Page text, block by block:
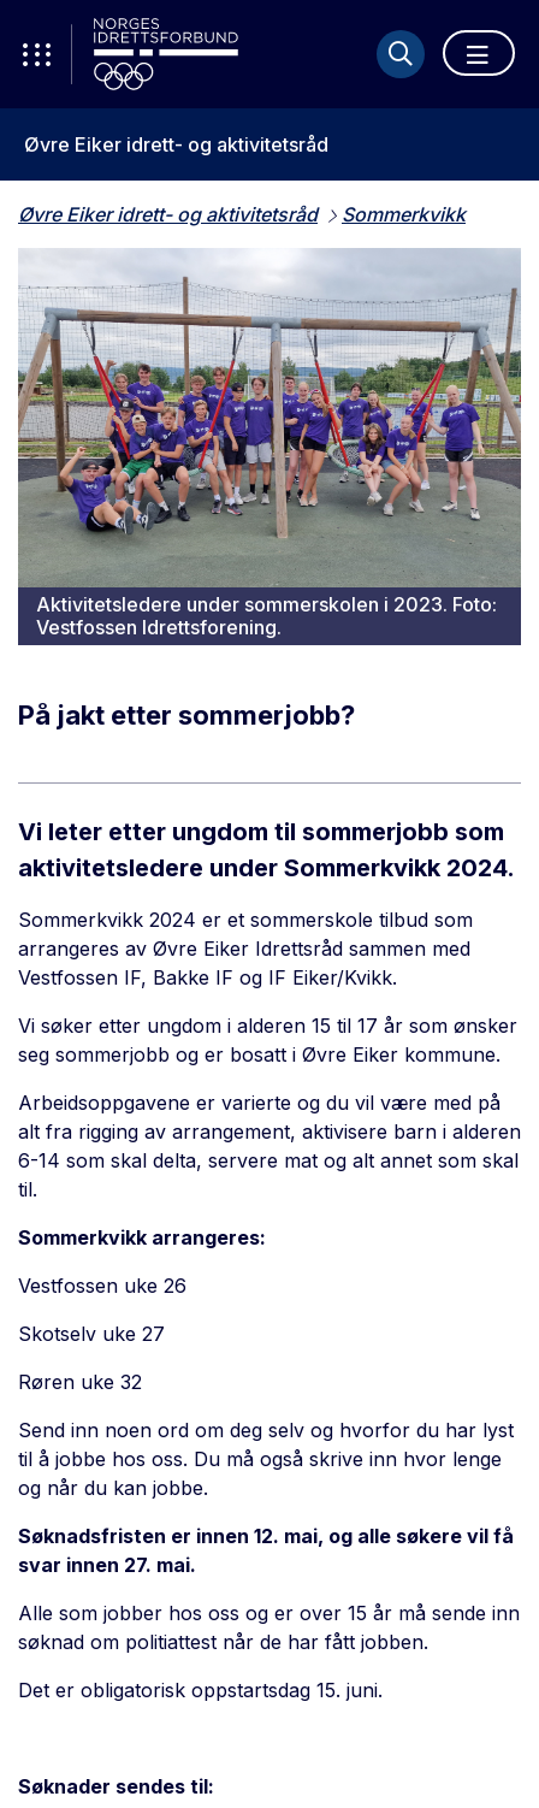
Øvre Eiker idrett- og aktivitetsråd
Øvre Eiker idrett- og aktivitetsråd Sommerkvikk
Aktivitetsledere under sommerskolen i 2023. Foto:
Vestfossen Idrettsforening.
På jakt etter sommerjobb?
Vi leter etter ungdom til sommerjobb som
aktivitetsledere under Sommerkvikk 2024.
Sommerkvikk 2024 er et sommerskole tilbud som
arrangeres av Øvre Eiker Idrettsråd sammen med
Vestfossen IF, Bakke IF og IF Eiker/Kvikk.
Vi søker etter ungdom i alderen 15 til 17 år som ønsker
seg sommerjobb og er bosatt i Øvre Eiker kommune.
Arbeidsoppgavene er varierte og du vil være med på
alt fra rigging av arrangement, aktivisere barn i alderen
6-14 som skal delta, servere mat og alt annet som skal
til.
Sommerkvikk arrangeres:
Vestfossen uke 26
Skotselv uke 27
Røren uke 32
Send inn noen ord om deg selv og hvorfor du har lyst
til å jobbe hos oss. Du må også skrive inn hvor lenge
og når du kan jobbe.
Søknadsfristen er innen 12. mai, og alle søkere vil få
svar innen 27. mai.
Alle som jobber hos oss og er over 15 år må sende inn
søknad om politiattest når de har fått jobben.
Det er obligatorisk oppstartsdag 15. juni.
Søknader sendes til: